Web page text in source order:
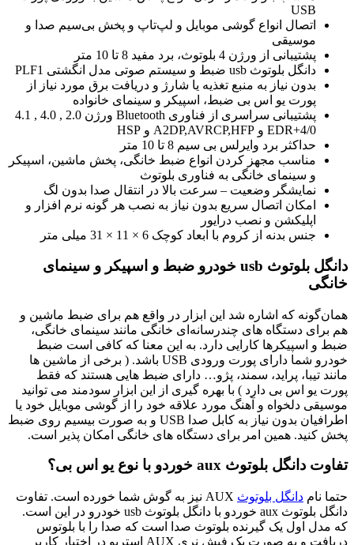
USB
اتصال انواع گوشی موبایل و لپ‌تاپ و پخش بی‌سیم صدا و
موسیقی
پشتیبانی از ورژن 4 بلوتوث، برد مفید 8 تا 10 متر
دانگل بلوتوث usb ضبط و سیستم صوتی مدل انگشتی PLF1
بدون نیاز به منبع تغذیه یا شارژ و دریافت برق مورد نیاز از
پورت یو اس بی ضبط، اسپیکر و سینمای خانواده
4/0+EDR و A2DP,AVRCP,HFP و HSP
حداکثر برد وایرلس بی سیم 8 تا 10 متر
مناسب مجهز کردن انواع ضبط خانگی، پخش ماشین، اسپیکر
و سینمای خانگی به فناوری بلوتوث
نمایشگر وضعیت – سرعت بالا در انتقال صدا بدون لگ
امکان اتصال سریع بدون نیاز به نصب هر گونه نرم افزار و
اپلیکشن و نصب درایور
جنس بدنه از کروم با ابعاد کوچک 6 × 11 × 31 میلی متر
دانگل بلوتوث usb خودرو ضبط و اسپیکر و سینمای
خانگی
همان‌گونه که اشاره شد این ابزار در واقع هم برای ضبط ماشین و
هم برای دستگاه های چندرسانه‌ای خانگی مانند سینمای خانگی،
ضبط و اسپیکرها کارایی دارد. به این معنا که کافی است ضبط
خودرو شما دارای پورت ورودی USB باشد. ( برخی از ماشین ها
مانند تیبا، پراید، سمند، پژو… دارای ضبط هایی هستند که فقط
پورت یو اس بی دارد ) با بهره گیری از این ابزار سودمند می توانید
موسیقی دلخواه و آهنگ مورد علاقه خود را از گوشی موبایل خود یا
اطرافیان بدون نیاز به کابل صدا USB و به صورت بیسیم روی ضبط
پخش کنید. همین امر برای دستگاه های خانگی امکان پذیر است.
تفاوت دانگل بلوتوث aux خوردو با نوع یو اس بی؟
حتما نام دانگل بلوتوث
AUX نیز به گوش شما خورده است. تفاوت
دانگل بلوتوث aux خوردو با دانگل بلوتوث usb خودرو در این است.
که مدل اول یک گیرنده بلوتوث صدا است که صدا را با بلوتوس
دریافت و به صورت یک فیش نری AUX استریو در اختیار کاربر